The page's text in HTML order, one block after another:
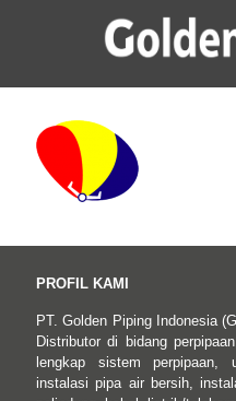
PROFIL KAMI
PT. Golden Piping Indonesia
Distributor di bidang
lengkap sistem perpipaan,
instalasi pipa air bersih,